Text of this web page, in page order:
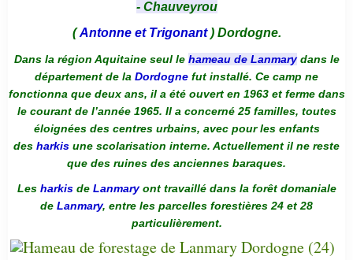
- Chauveyrou
(Antonne et Trigonant) Dordogne.
Dans la région Aquitaine seul le hameau de Lanmarydans le
département de la Dordogne fut installé. Ce camp ne
fonctionna que deux ans, il a été ouvert en 1963 et ferme dans
le courant de l’année 1965. Il a concerné 25 familles, toutes
éloignées des centres urbains, avec pour les enfants
des harkis une scolarisation interne. Actuellement il ne reste
que des ruines des anciennes baraques.
Les harkis de Lanmaryont travaillé dans la forêt domaniale
de Lanmary, entre les parcelles forestières 24 et 28
particulièrement.